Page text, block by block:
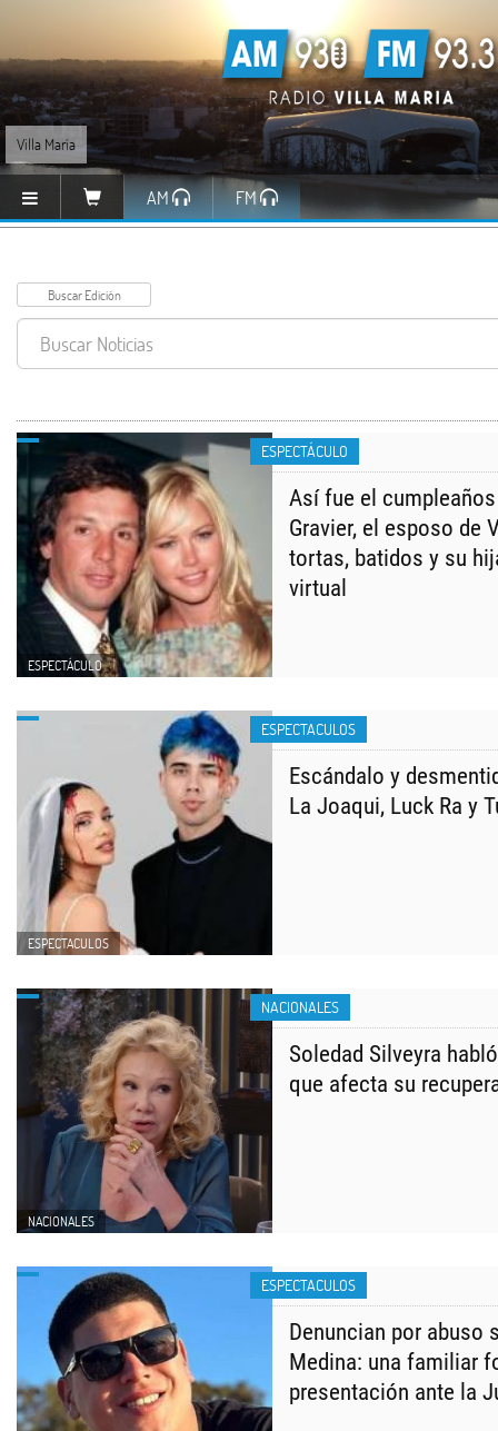
Villa María
AM FM
ESPECTÁCULO
ESPECTÁCULO
Así fue el
Gravier, el esposo de
tortas, batidos y su
virtual
ESPECTACULOS
ESPECTACULOS
Escándalo y
La Joaqui, Luck Ra y
NACIONALES
NACIONALES
Soledad Silveyra
que afecta su
ESPECTACULOS
Denuncian por abuso
Medina: una familiar
presentación ante la